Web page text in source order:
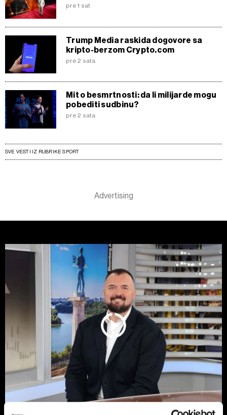
pre 1 sat
Trump Media raskida dogovore sa
kripto-berzom Crypto.com
pre 2 sata
Mit o besmrtnosti: da li milijarde mogu
pobediti sudbinu?
pre 2 sata
SVE VESTI IZ RUBRIKE SPORT